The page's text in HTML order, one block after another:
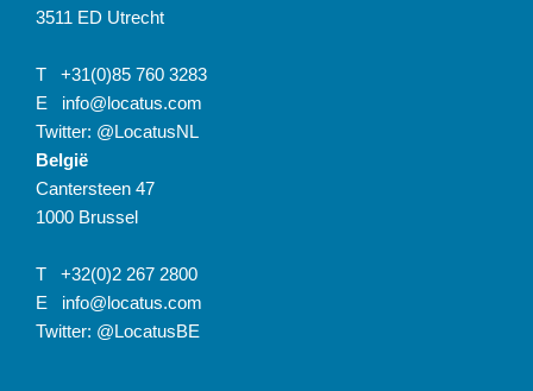
3511 ED Utrecht
T +31(0)85 760 3283
E info@locatus.com
Twitter: @LocatusNL
België
Cantersteen 47
1000 Brussel
T +32(0)2 267 2800
E info@locatus.com
Twitter: @LocatusBE